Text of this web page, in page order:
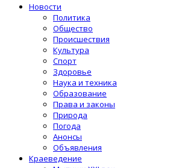
Новости
Политика
Общество
Происшествия
Культура
Спорт
Здоровье
Наука и техника
Образование
Права и законы
Природа
Погода
Анонсы
Объявления
Краеведение